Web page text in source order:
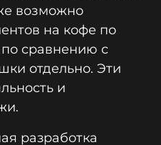
возможно
на кофе по
сравнению с
отдельно. Эти
и
разработка